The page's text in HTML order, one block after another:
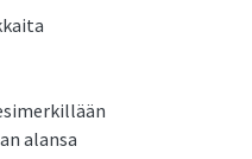
alansa